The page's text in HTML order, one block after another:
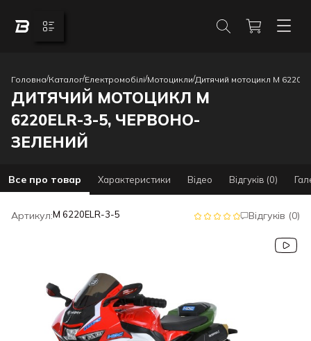
Головна/Каталог/Електромобілі/Мотоцикли/Дитячий мотоцикл M
ДИТЯЧИЙ МОТОЦИКЛ M
6220ELR-3-5, ЧЕРВОНО-
ЗЕЛЕНИЙ
Все про товар Характеристики Відео Відгуків (0)
Артикул:M 6220ELR-3-5 Відгуків (0)